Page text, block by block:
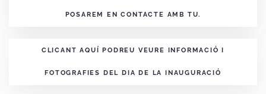
POSAREM EN CONTACTE AMB TU.
CLICANT AQUÍ PODREU VEURE INFORMACIÓ I
FOTOGRAFIES DEL DIA DE LA INAUGURACIÓ